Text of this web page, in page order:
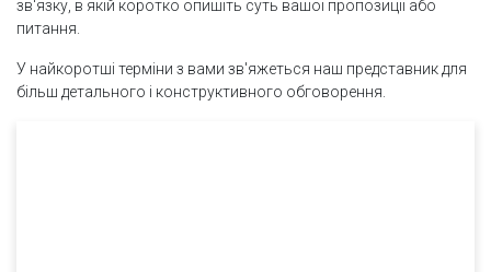
зв'язку, в якій коротко опишіть суть вашої пропозиції або
питання.
У найкоротші терміни з вами зв'яжеться наш представник для
більш детального і конструктивного обговорення.